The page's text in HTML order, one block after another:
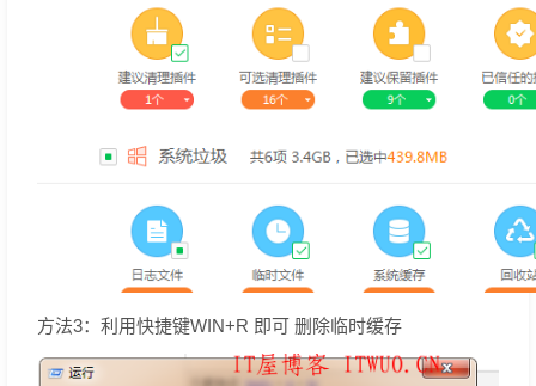
方法3：利用快捷键WIN+R 即可 删除临时缓存